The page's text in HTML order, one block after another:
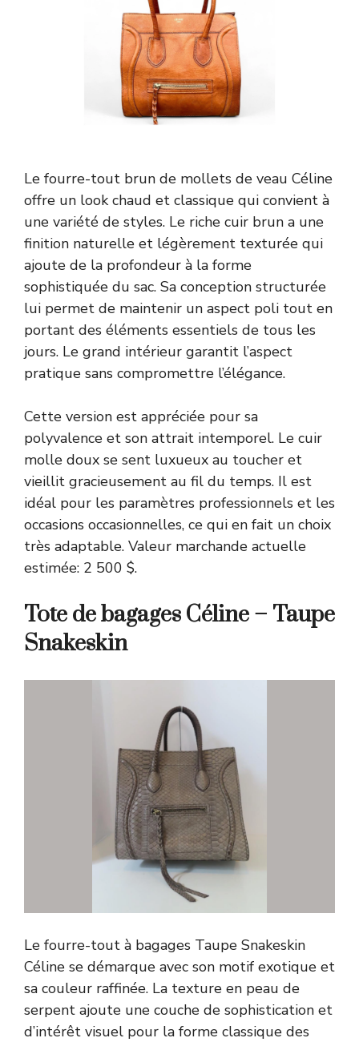
Le fourre-tout brun de mollets de veau Céline
offre un look chaud et classique qui convient à
une variété de styles. Le riche cuir brun a une
finition naturelle et légèrement texturée qui
ajoute de la profondeur à la forme
sophistiquée du sac. Sa conception structurée
lui permet de maintenir un aspect poli tout en
portant des éléments essentiels de tous les
jours. Le grand intérieur garantit l’aspect
pratique sans compromettre l’élégance.
Cette version est appréciée pour sa
polyvalence et son attrait intemporel. Le cuir
molle doux se sent luxueux au toucher et
vieillit gracieusement au fil du temps. Il est
idéal pour les paramètres professionnels et les
occasions occasionnelles, ce qui en fait un choix
très adaptable. Valeur marchande actuelle
estimée: 2 500 $.
Tote de bagages Céline – Taupe
Snakeskin
Le fourre-tout à bagages Taupe Snakeskin
Céline se démarque avec son motif exotique et
sa couleur raffinée. La texture en peau de
serpent ajoute une couche de sophistication et
d’intérêt visuel pour la forme classique des